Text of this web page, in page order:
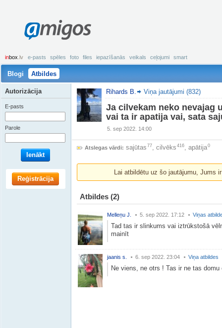
amigos
inbox .lv e-pasts spēles foto files iepazīšanās veikals ceļojumi smart
Blogi Atbildes
Rihards B. Viņa jautājumi (832)
Ja cilvekam neko nevajag
vai ta ir apatija vai, sata
5. sep 2022. 14:00
Atslegas vārdi: sajūtas 77, cilvēks 416, apātija0
Lai atbildētu uz šo jautājumu, Jums
Atbildes (2)
Melleņu J. 5. sep 2022. 17:12 Viņas
Tad tas ir slinkums vai iztrūkstošā
mainīt
jaanis s. 6. sep 2022. 23:04 Viņa atbildes
Ne viens, ne otrs ! Tas ir ne tas
Autorizācija
E-pasts
Parole
Ienākt
Reģistrācija